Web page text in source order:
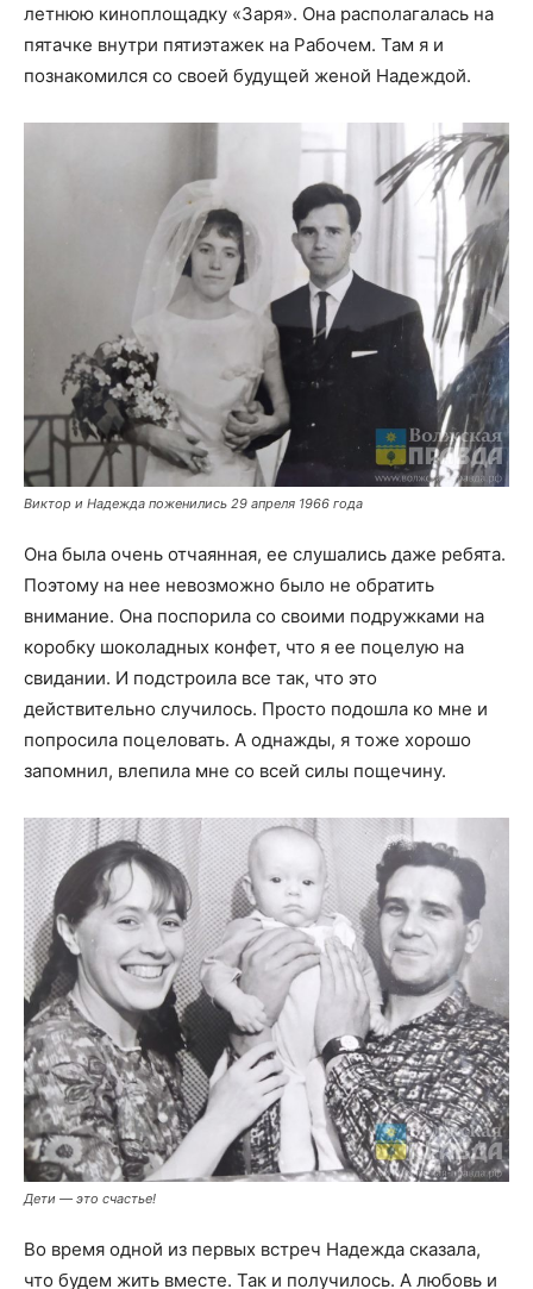
летнюю киноплощадку «Заря». Она располагалась на
пятачке внутри пятиэтажек на Рабочем. Там я и
познакомился со своей будущей женой Надеждой.
Виктор и Надежда поженились 29 апреля 1966 года
Она была очень отчаянная, ее слушались даже ребята.
Поэтому на нее невозможно было не обратить
внимание. Она поспорила со своими подружками на
коробку шоколадных конфет, что я ее поцелую на
свидании. И подстроила все так, что это
действительно случилось. Просто подошла ко мне и
попросила поцеловать. А однажды, я тоже хорошо
запомнил, влепила мне со всей силы пощечину.
Дети — это счастье!
Во время одной из первых встреч Надежда сказала,
что будем жить вместе. Так и получилось. А любовь и